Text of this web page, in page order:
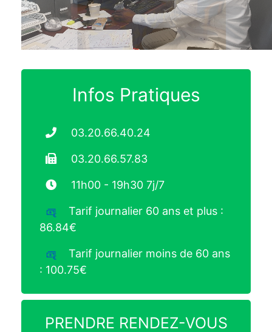
Infos Pratiques
03.20.66.40.24
03.20.66.57.83
11h00 - 19h30 7j/7
Tarif journalier 60 ans et plus :
86.84€
Tarif journalier moins de 60 ans
: 100.75€
PRENDRE RENDEZ-VOUS